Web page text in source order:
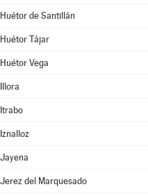
Huétor de Santillán
Huétor Tájar
Huétor Vega
Illora
Itrabo
Iznalloz
Jayena
Jerez del Marquesado